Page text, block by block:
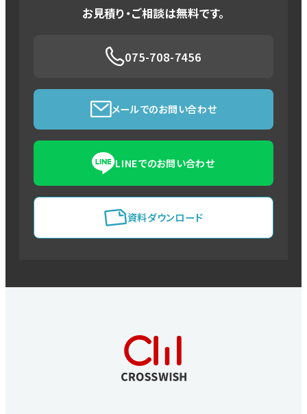
お見積り・ご相談は無料です。
075-708-7456
メールでのお問い合わせ
LINEでのお問い合わせ
資料ダウンロード